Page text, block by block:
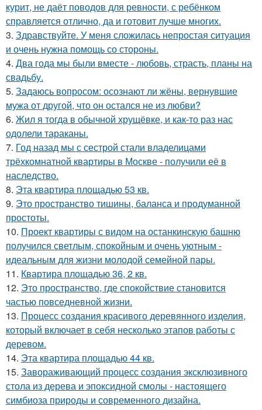
курит, не даёт поводов для ревности, с ребёнком
справляется отлично, да и готовит лучше многих.
3. Здравствуйте. У меня сложилась непростая ситуация
и очень нужна помощь со стороны.
4. Два года мы были вместе - любовь, страсть, планы на
свадьбу.
5. Задаюсь вопросом: осознают ли жёны, вернувшие
мужа от другой, что он остался не из любви?
6. Жил я тогда в обычной хрущёвке, и как-то раз нас
одолели тараканы.
7. Год назад мы с сестрой стали владелицами
трёхкомнатной квартиры в Москве - получили её в
наследство.
8. Эта квартира площадью 53 кв.
9. Это пространство тишины, баланса и продуманной
простоты.
10. Проект квартиры с видом на останкинскую башню
получился светлым, спокойным и очень уютным -
идеальным для жизни молодой семейной пары.
11. Квартира площадью 36, 2 кв.
12. Это пространство, где спокойствие становится
частью повседневной жизни.
13. Процесс создания красивого деревянного изделия,
который включает в себя несколько этапов работы с
деревом.
14. Эта квартира площадью 44 кв.
15. Завораживающий процесс создания эксклюзивного
стола из дерева и эпоксидной смолы - настоящего
симбиоза природы и современного дизайна.